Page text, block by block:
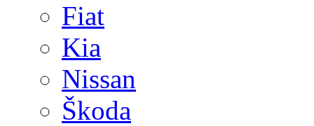
Fiat
Kia
Nissan
Škoda